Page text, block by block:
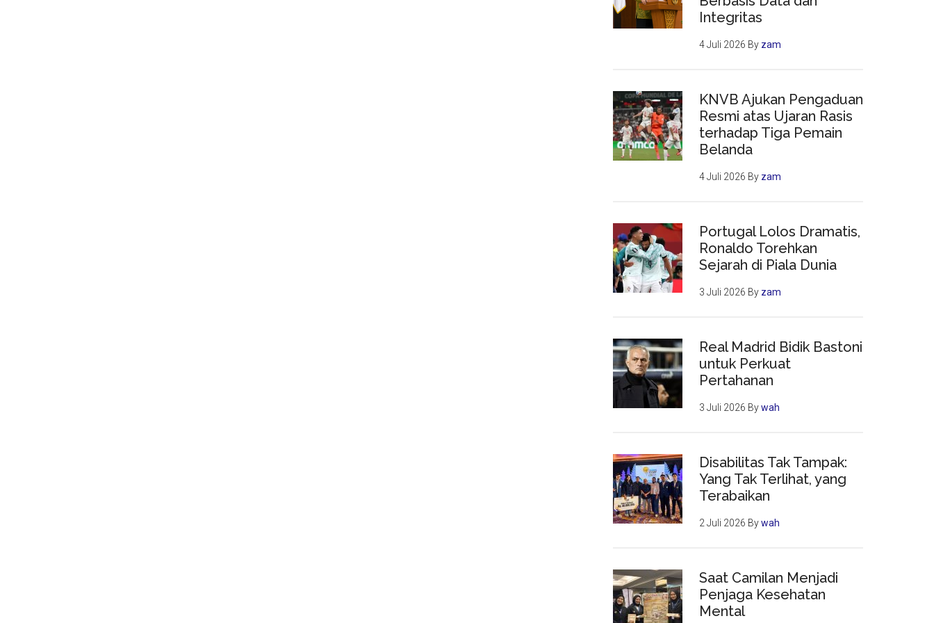
Integritas
4 Juli 2026 By zam
KNVB Ajukan Pengaduan
Resmi atas Ujaran Rasis
terhadap Tiga Pemain
Belanda
4 Juli 2026 By zam
Portugal Lolos Dramatis,
Ronaldo Torehkan
Sejarah di Piala Dunia
3 Juli 2026 By zam
Real Madrid Bidik Bastoni
untuk Perkuat
Pertahanan
3 Juli 2026 Bywah
Disabilitas Tak Tampak:
Yang Tak Terlihat, yang
Terabaikan
2 Juli 2026 Bywah
Saat Camilan Menjadi
Penjaga Kesehatan
Mental